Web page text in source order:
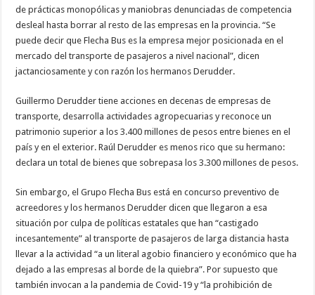
de prácticas monopólicas y maniobras denunciadas de competencia
desleal hasta borrar al resto de las empresas en la provincia. “Se
puede decir que Flecha Bus es la empresa mejor posicionada en el
mercado del transporte de pasajeros a nivel nacional”, dicen
jactanciosamente y con razón los hermanos Derudder.
Guillermo Derudder tiene acciones en decenas de empresas de
transporte, desarrolla actividades agropecuarias y reconoce un
patrimonio superior a los 3.400 millones de pesos entre bienes en el
país y en el exterior. Raúl Derudder es menos rico que su hermano:
declara un total de bienes que sobrepasa los 3.300 millones de pesos.
Sin embargo, el Grupo Flecha Bus está en concurso preventivo de
acreedores y los hermanos Derudder dicen que llegaron a esa
situación por culpa de políticas estatales que han “castigado
incesantemente” al transporte de pasajeros de larga distancia hasta
llevar a la actividad “a un literal agobio financiero y económico que ha
dejado a las empresas al borde de la quiebra”. Por supuesto que
también invocan a la pandemia de Covid-19 y “la prohibición de